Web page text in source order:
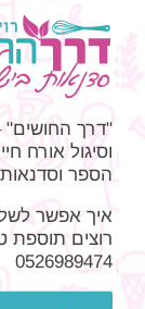
"דרך החושים"
וסיגול אורח
הספר
איך אפשר
רוצים תוספת
0526989474